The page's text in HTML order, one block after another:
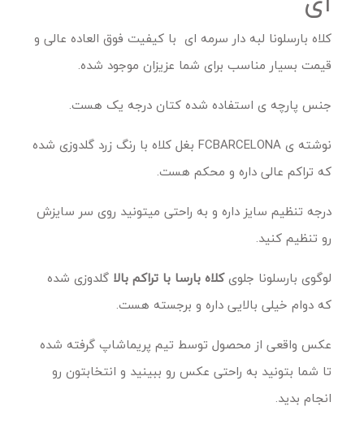
کلاه بارسلونا لبه دار سرمه ای با کیفیت فوق العاده عالی و
قیمت بسیار مناسب برای شما عزیزان موجود شده.
جنس پارچه ی استفاده شده کتان درجه یک هست.
نوشته ی FCBARCELONA بغل کلاه با رنگ زرد گلدوزی شده
که تراکم عالی داره و محکم هست.
درجه تنظیم سایز داره و به راحتی میتونید روی سر سایزش
رو تنظیم کنید.
لوگوی بارسلونا جلویکلاه بارسا با تراکم بالا گلدوزی شده
که دوام خیلی بالایی داره و برجسته هست.
عکس واقعی از محصول توسط تیم پریماشاپ گرفته شده
تا شما بتونید به راحتی عکس رو ببینید و انتخابتون رو
انجام بدید.